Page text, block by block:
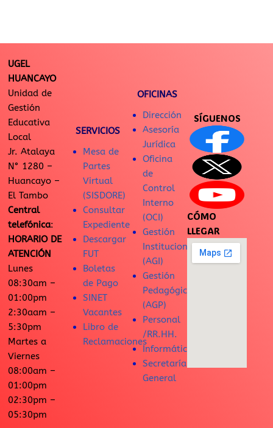
UGEL
HUANCAYO
Unidad de
Gestión
Educativa
Local
Jr. Atalaya
N° 1280 –
Huancayo –
El Tambo
Central
telefónica:
HORARIO DE
ATENCIÓN
Lunes
08:30am –
01:00pm
2:30aam –
5:30pm
Martes a
Viernes
08:00am –
01:00pm
02:30pm –
05:30pm
SERVICIOS
Mesa de
Partes
Virtual
(SISDORE)
Consultar
Expediente
Descargar
FUT
Boletas
de Pago
SINET
Vacantes
Libro de
Reclamaciones
OFICINAS
Dirección
Asesoría
Jurídica
Oficina
de
Control
Interno
(OCI)
Gestión
Institucional
(AGI)
Gestión
Pedagógica
(AGP)
Personal
/RR.HH.
Informática
Secretaría
General
SÍGUENOS
CÓMO
LLEGAR